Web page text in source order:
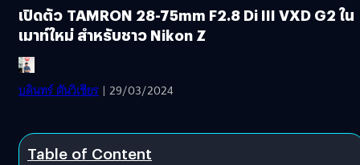
เปิดตัว TAMRON 28-75mm F2.8 Di III VXD G2 ใน
เมาท์ใหม่ สำหรับชาว Nikon Z
บดินทร์ ตันวิเชียร | 29/03/2024
Table of Content